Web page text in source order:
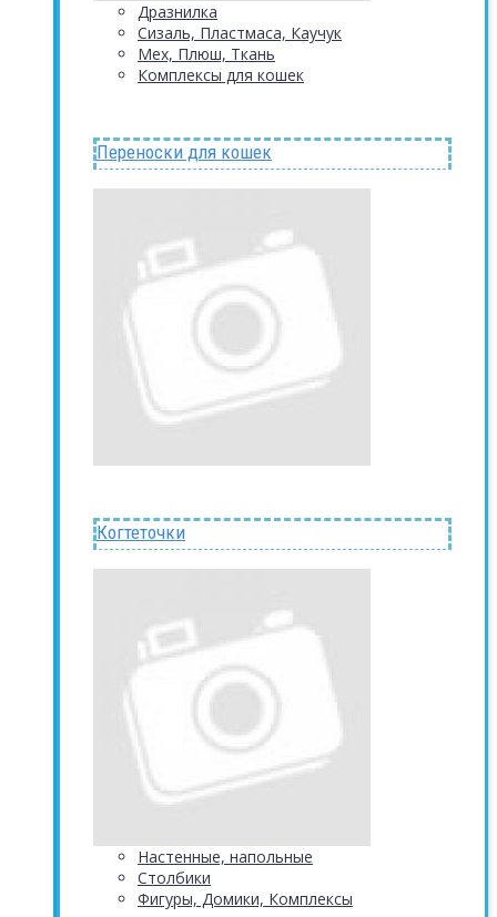
Дразнилка
Сизаль, Пластмаса, Каучук
Мех, Плюш, Ткань
Комплексы для кошек
Переноски для кошек
Когтеточки
Настенные, напольные
Столбики
Фигуры, Домики, Комплексы